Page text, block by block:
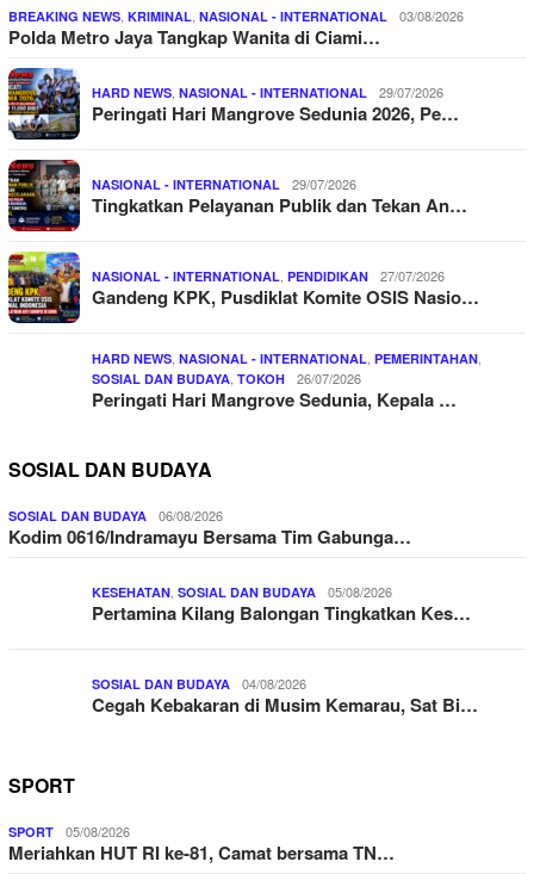
BREAKING NEWS KRIMINAL NASIONAL - INTERNATIONAL 03/08/2026
Polda Metro Jaya Tangkap Wanita di Ciami…
HARD NEWS NASIONAL - INTERNATIONAL 29/07/2026
Peringati Hari Mangrove Sedunia 2026, Pe…
NASIONAL - INTERNATIONAL 29/07/2026
Tingkatkan Pelayanan Publik dan Tekan An…
NASIONAL - INTERNATIONAL PENDIDIKAN 27/07/2026
Gandeng KPK, Pusdiklat Komite OSIS Nasio…
HARD NEWS NASIONAL - INTERNATIONAL PEMERINTAHAN
SOSIAL DAN BUDAYA TOKOH 26/07/2026
Peringati Hari Mangrove Sedunia, Kepala …
SOSIAL DAN BUDAYA
SOSIAL DAN BUDAYA 06/08/2026
Kodim 0616/Indramayu Bersama Tim Gabunga…
KESEHATAN SOSIAL DAN BUDAYA 05/08/2026
Pertamina Kilang Balongan Tingkatkan Kes…
SOSIAL DAN BUDAYA 04/08/2026
Cegah Kebakaran di Musim Kemarau, Sat Bi…
SPORT
SPORT 05/08/2026
Meriahkan HUT RI ke-81, Camat bersama TN…